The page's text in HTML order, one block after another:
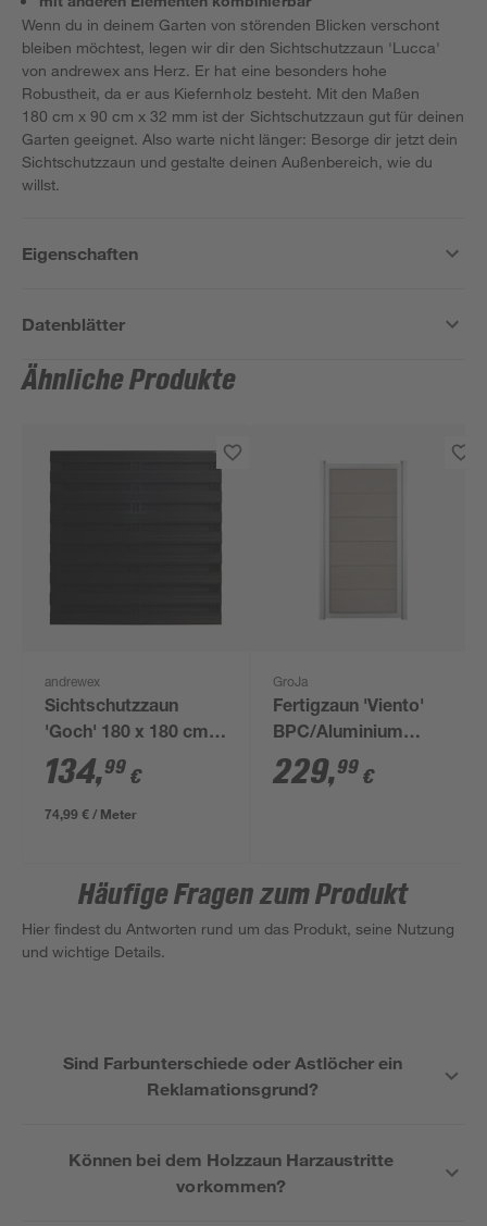
Wenn du in deinem Garten von störenden Blicken verschont
bleiben möchtest, legen wir dir den Sichtschutzzaun 'Lucca'
von andrewex ans Herz. Er hat eine besonders hohe
Robustheit, da er aus Kiefernholz besteht. Mit den Maßen
180 cm x 90 cm x 32 mm ist der Sichtschutzzaun gut für deinen
Garten geeignet. Also warte nicht länger: Besorge dir jetzt dein
Sichtschutzzaun und gestalte deinen Außenbereich, wie du
willst.
Eigenschaften
Datenblätter
Ähnliche Produkte
andrewex
Sichtschutzzaun
'Goch' 180 x 180 cm
Kiefer anthrazit
134,99 €
74,99 € / Meter
GroJa
Fertigzaun 'Viento'
BPC/Aluminium
hochkant Sandfarben
90 x 180 cm
229,99 €
Häufige Fragen zum Produkt
Hier findest du Antworten rund um das Produkt, seine Nutzung
und wichtige Details.
Sind Farbunterschiede oder Astlöcher ein
Reklamationsgrund?
Können bei dem Holzzaun Harzaustritte
vorkommen?